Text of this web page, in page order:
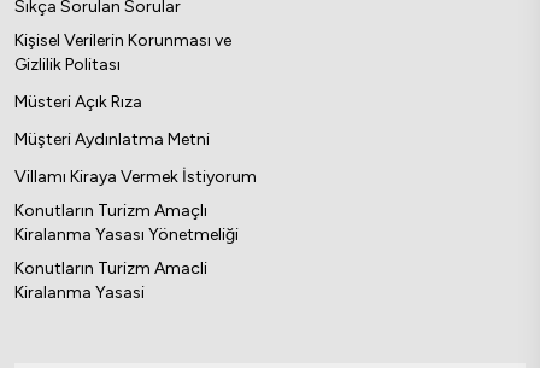
Sıkça Sorulan Sorular
Kişisel Verilerin Korunması ve
Gizlilik Politası
Müsteri Açık Rıza
Müşteri Aydınlatma Metni
Villamı Kiraya Vermek İstiyorum
Konutların Turizm Amaçlı
Kiralanma Yasası Yönetmeliği
Konutların Turizm Amacli
Kiralanma Yasasi